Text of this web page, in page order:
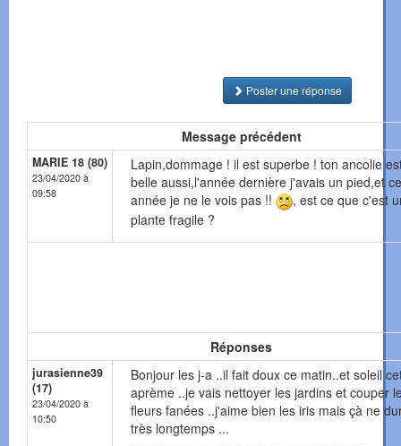
Poster une réponse
Message précédent
MARIE 18 (80)
23/04/2020 à
09:58
Lapin,dommage ! il est superbe ! ton ancolie
belle aussi,l'année dernière j'avais un pied,et
année je ne le vois pas !!
, est ce que c'est
plante fragile ?
Réponses
jurasienne39
(17)
23/04/2020 à
10:50
Bonjour les j-a ..il fait doux ce matin..et soleil
aprème ..je vais nettoyer les jardins et couper
fleurs fanées ..j'aime bien les iris mais çà ne
très longtemps ...